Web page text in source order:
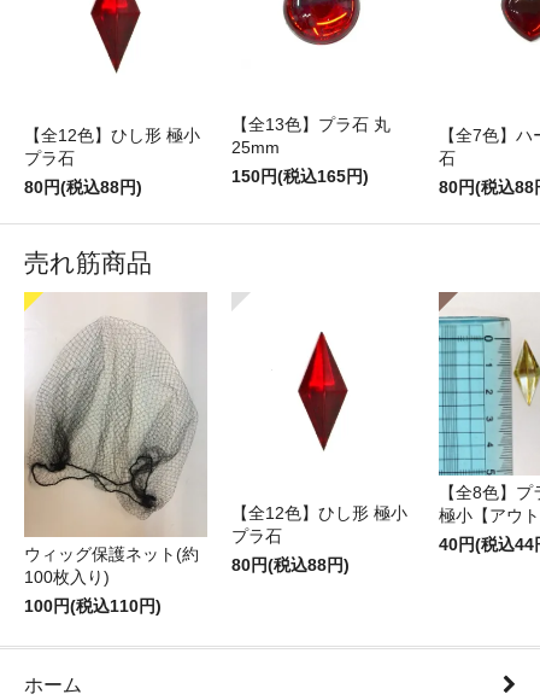
【全12色】ひし形 極小
プラ石
80円(税込88円)
【全13色】プラ石 丸
25mm
150円(税込165円)
【全7色】
石
80円(税込88
売れ筋商品
ウィッグ保護ネット(約
100枚入り)
100円(税込110円)
【全12色】ひし形 極小
プラ石
80円(税込88円)
【全8色】
極小【アウ
40円(税込44
ホーム